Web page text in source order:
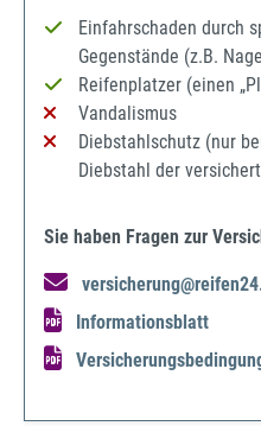
Einfahrschaden durch
Gegenstände (z.B.
Reifenplatzer (einen
Vandalismus
Diebstahlschutz (nur
Diebstahl der
Sie haben Fragen zur
Informationsblatt